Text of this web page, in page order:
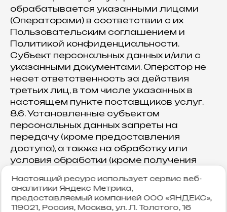
Настоящий ресурс использует сервис веб-
аналитики Яндекс Метрика,
предоставляемый компанией ООО «ЯНДЕКС»,
119021, Россия, Москва, ул. Л. Толстого, 16
обрабатывается указанными лицами
(Операторами) в соответствии с их
Пользовательским соглашением и
Политикой конфиденциальности.
Субъект персональных данных и/или с
указанными документами. Оператор не
несет ответственность за действия
третьих лиц, в том числе указанных в
настоящем пункте поставщиков услуг.
8.6. Установленные субъектом
персональных данных запреты на
передачу (кроме предоставления
доступа), а также на обработку или
условия обработки (кроме получения
разрешенных для распространения, не
действуют в случаях обработки
персональных данных в государственных,